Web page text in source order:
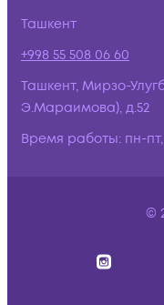
Ташкент
+998 55 508 06 60
Ташкент, Мирзо-
Э.Мараимова), д.52
Время работы: пн-
©